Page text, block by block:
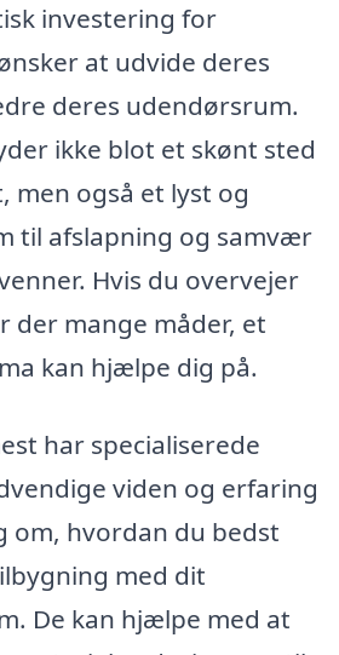
investering for
at udvide deres
deres udendørsrum.
ikke blot et skønt sted
også et lyst og
til afslapning og samvær
Hvis du overvejer
der mange måder, et
kan hjælpe dig på.
har specialiserede
viden og erfaring
om, hvordan du bedst
med dit
De kan hjælpe med at